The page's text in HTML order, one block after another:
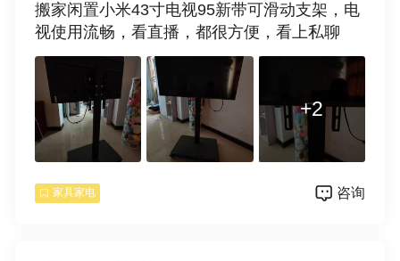
搬家闲置小米43寸电视95新带可滑动支架，电
视使用流畅，看直播，都很方便，看上私聊
+2
家具家电 咨询